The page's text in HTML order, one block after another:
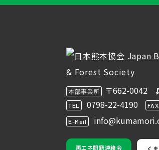
本部事業所 〒662-0042
TEL 0798-22-4190 FAX
E-Mail
再エネ問題連絡会